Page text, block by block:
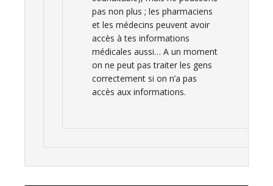
pas non plus ; les pharmaciens
et les médecins peuvent avoir
accès à tes informations
médicales aussi… A un moment
on ne peut pas traiter les gens
correctement si on n’a pas
accès aux informations.